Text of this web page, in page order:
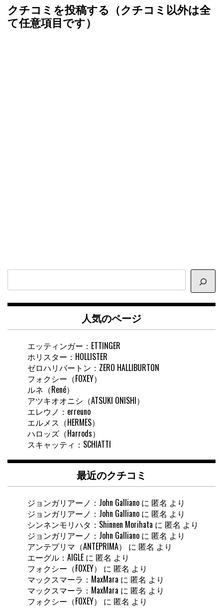
クチコミを投稿する（クチコミ以外は全
て任意項目です）
サ
内
索
人気のページ
エッティンガー：ETTINGER
ホリスター：HOLLISTER
ゼロハリバートン：ZERO HALLIBURTON
フォクシー（FOXEY）
ルネ（René）
アツキオオニシ（ATSUKI ONISHI）
エレウノ：erreuno
エルメス（HERMES）
ハロッズ（Harrods）
スキャッティ：SCHIATTI
最近のクチコミ
ジョンガリアーノ：John Galliano に 匿名 より
ジョンガリアーノ：John Galliano に 匿名 より
シンネンモリハタ：Shinnen Morihata に 匿名 より
ジョンガリアーノ：John Galliano に 匿名 より
アンテプリマ（ANTEPRIMA）
に 匿名 より
エーグル：AIGLE に 匿名 より
フォクシー（FOXEY）
に 匿名 より
マックスマーラ：MaxMara に 匿名 より
マックスマーラ：MaxMara に 匿名 より
フォクシー（FOXEY）
に 匿名 より